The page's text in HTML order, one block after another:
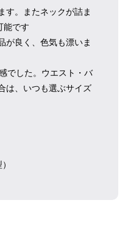
す。またネックが詰ま
能です
が良く、色気も漂いま
でした。ウエスト・バ
は、いつも選ぶサイズ